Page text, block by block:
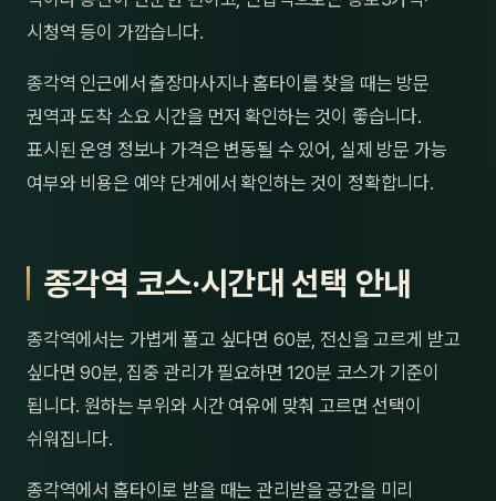
시청역 등이 가깝습니다.
종각역 인근에서 출장마사지나 홈타이를 찾을 때는 방문
권역과 도착 소요 시간을 먼저 확인하는 것이 좋습니다.
표시된 운영 정보나 가격은 변동될 수 있어, 실제 방문 가능
여부와 비용은 예약 단계에서 확인하는 것이 정확합니다.
종각역 코스·시간대 선택 안내
종각역에서는 가볍게 풀고 싶다면 60분, 전신을 고르게 받고
싶다면 90분, 집중 관리가 필요하면 120분 코스가 기준이
됩니다. 원하는 부위와 시간 여유에 맞춰 고르면 선택이
쉬워집니다.
종각역에서 홈타이로 받을 때는 관리받을 공간을 미리